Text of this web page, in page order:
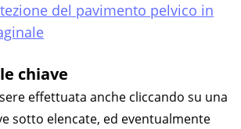
del pavimento pelvico in
chiave
effettuata anche cliccando su una
sotto elencate, ed eventualmente